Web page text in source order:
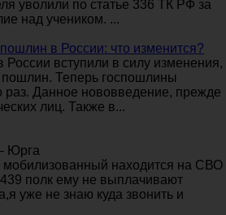
уволили по статье 336 ТК РФ за
над учеником. ...
в России: что изменится?
России вступили в силу изменения,
Теперь госпошлины
раз. Данное нововведение, прежде
лиц. Также в...
Юрга
мобилизованный находится на СВО
полк ему не выплачивают
уже не знаю куда звонить и